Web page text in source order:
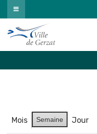
Passer
au
contenu
Mois Semaine Jour